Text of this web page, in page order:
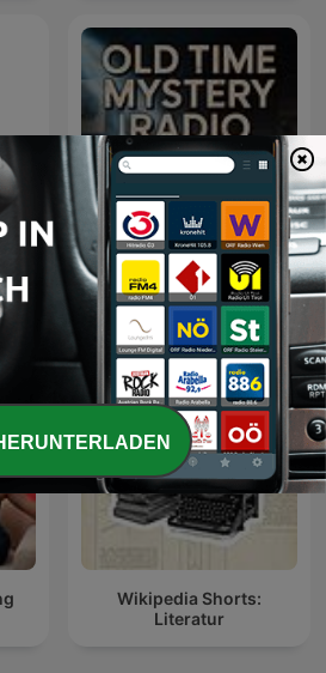
Old Time Mystery Radio |
Old Time Radio
Wikipedia Shorts:
Literatur